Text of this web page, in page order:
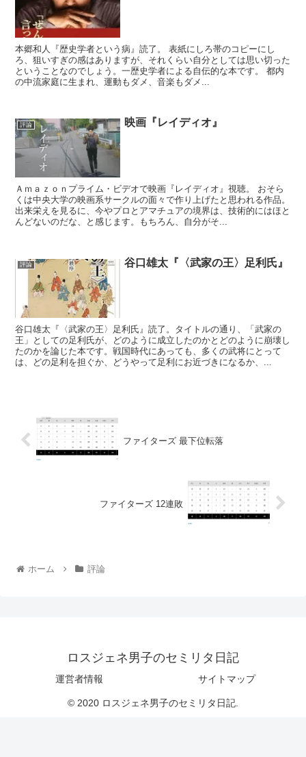
本郷和人『歴史学者という病』読了。 表紙にしろ帯のコピーにし
ろ、狙いすぎの感はありますが、それくらい自分としては思い切った
ということなのでしょう。一歴史学者による自伝的な本です。 都内
の中流家庭に生まれ、運動もダメ、音楽もダメ...
評論 映画『レイディオ』
Ａｍａｚｏｎプライム・ビデオで映画『レイディオ』視聴。 おそら
くは中央大学の映画系サークルの面々で作り上げたと思われる作品。
出来栄えを見るに、今やプロとアマチュアの境界は、技術的にはほと
んどないのだな、と感じます。もちろん、自分がそ...
評論 谷口雄太『〈武家の王〉足利氏』
谷口雄太『〈武家の王〉足利氏』読了。タイトルの通り、「武家の
王」としての足利氏が、どのように成立したのかとどのように崩壊し
たのかを論じた本です。戦国時代にあっても、多くの武将にとって
は、どの足利を担ぐか、どうやって足利にお近づきになるか、...
ファイターズ 最下位転落
ファイターズ 12連敗
ホーム 評論
ロスジェネ男子のセミリタ日記
運営者情報 サイトマップ
© 2020 ロスジェネ男子のセミリタ日記.